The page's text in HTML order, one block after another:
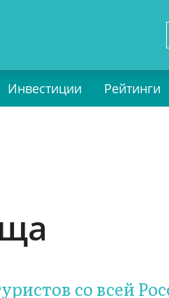
Инвестиции Рейтинги
со всей